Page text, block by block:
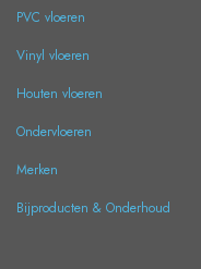
PVC vloeren
Vinyl vloeren
Houten vloeren
Ondervloeren
Merken
Bijproducten & Onderhoud